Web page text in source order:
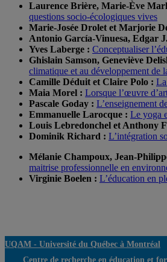
Laurence Brière, Marie-Ève
questions socio-écologiques vives
Marie-Josée Drolet et Marjorie
Antonio García-Vinuesa, Edgar
Yves Laberge : Conceptualiser
Ghislain Samson, Geneviève
climatique et au développement de
Camille Déduit et Claire Polo :
Maia Morel : Lorsque l’œuvre
Pascale Goday : L’enseignement
Emmanuelle Larocque : Le yoga
Louis Lebredonchel et Anthony
Dominik Richard : L’intégration
Mélanie Champoux, Jean-
maitrise professionnelle en
Virginie Boelen : L’éducation en
UQAM - Université du Québec à Montréal
Centre de recherche en éducation et